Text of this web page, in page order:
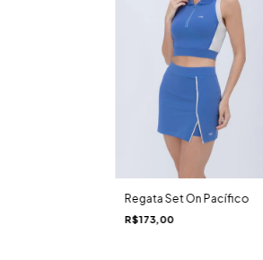
Regata Set On Pacífico
R$173,00